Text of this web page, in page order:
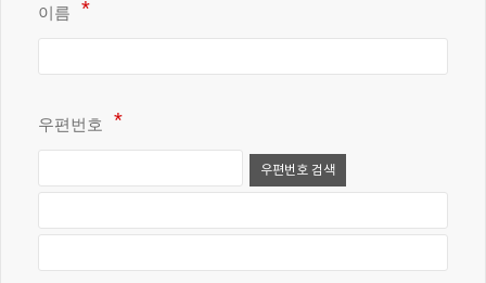
이름
우편번호
우편번호 검색